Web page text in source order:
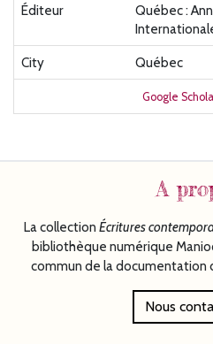
Éditeur
Québec :
City
Québec
Google
A
La collection Écritures
bibliothèque numérique
commun de la documentation
Nous